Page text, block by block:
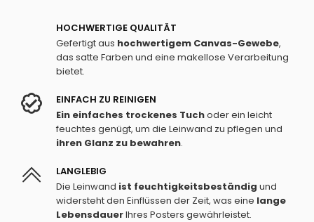
HOCHWERTIGE QUALITÄT
Gefertigt aus hochwertigem Canvas-Gewebe,
das satte Farben und eine makellose Verarbeitung
bietet.
EINFACH ZU REINIGEN
Ein einfaches trockenes Tuchoder ein leicht
feuchtes genügt, um die Leinwand zu pflegen und
ihren Glanz zu bewahren.
LANGLEBIG
Die Leinwand ist feuchtigkeitsbeständig und
widersteht den Einflüssen der Zeit, was eine lange
LebensdauerIhres Posters gewährleistet.